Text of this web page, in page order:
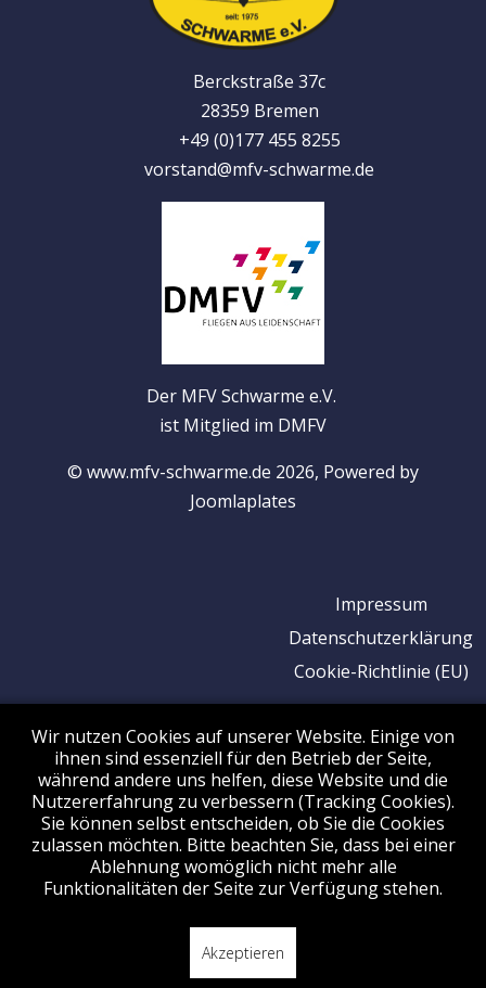
Berckstraße 37c
28359 Bremen
+49 (0)177 455 8255
vorstand@mfv-schwarme.de
Der MFV Schwarme e.V.
ist Mitglied im DMFV
© www.mfv-schwarme.de 2026, Powered by
Joomlaplates
Impressum
Datenschutzerklärung
Cookie-Richtlinie (EU)
Wir nutzen Cookies auf unserer Website. Einige von
ihnen sind essenziell für den Betrieb der Seite,
während andere uns helfen, diese Website und die
Nutzererfahrung zu verbessern (Tracking Cookies).
Sie können selbst entscheiden, ob Sie die Cookies
zulassen möchten. Bitte beachten Sie, dass bei einer
Ablehnung womöglich nicht mehr alle
Funktionalitäten der Seite zur Verfügung stehen.
Akzeptieren